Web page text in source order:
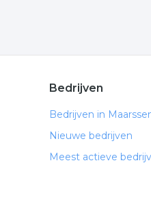
Bedrijven
Bedrijven in
Nieuwe bedrijven
Meest actieve